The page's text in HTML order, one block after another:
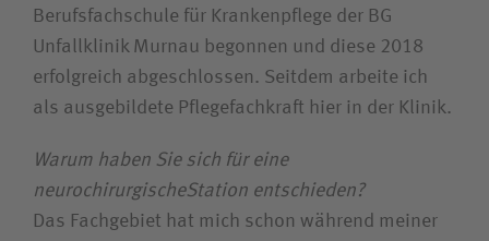
Besucherin / Besucher
Zuweiserin / Zuweiser
Berufsfachschule für Krankenpflege der BG
Unfallklinik Murnau begonnen und diese 2018
erfolgreich abgeschlossen. Seitdem arbeite ich
als ausgebildete Pflegefachkraft hier in der Klinik.
Warum haben Sie sich für eine
neurochirurgischeStation entschieden?
Das Fachgebiet hat mich schon während meiner